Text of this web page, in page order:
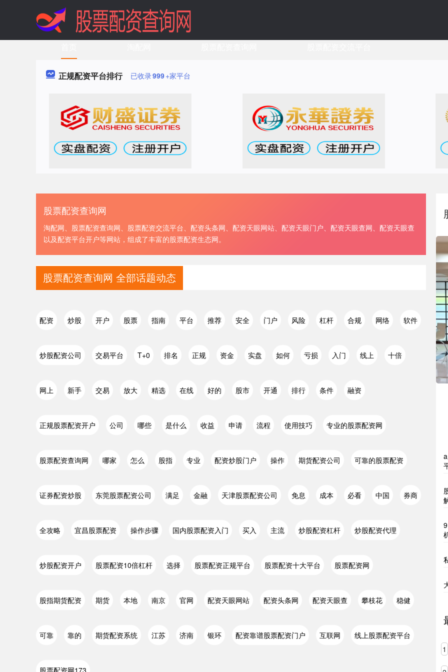
正规配资平台排行 已收录999+家平台
股票配资查询网
淘配网、股票配资查询网、股票配资交流平台、配资头条网、配资天眼网站、配资天眼门户、配资天眼查网、配资天眼查
以及配资平台开户等网站，组成了丰富的股票配资生态网。
股票配资查询网 全部话题动态
配资 炒股 开户 股票 指南 平台 推荐 安全 门户 风险 杠杆 合规 网络 软件
炒股配资公司 交易平台 T+0 排名 正规 资金 实盘 如何 亏损 入门 线上 十倍
网上 新手 交易 放大 精选 在线 好的 股市 开通 排行 条件 融资
正规股票配资开户 公司 哪些 是什么 收益 申请 流程 使用技巧 专业的股票配资网
股票配资查询网 哪家 怎么 股指 专业 配资炒股门户 操作 期货配资公司 可靠的股票配资
证券配资炒股 东莞股票配资公司 满足 金融 天津股票配资公司 免息 成本 必看 中国 券商
全攻略 宜昌股票配资 操作步骤 国内股票配资入门 买入 主流 炒股配资杠杆 炒股配资代理
炒股配资开户 股票配资10倍杠杆 选择 股票配资正规平台 股票配资十大平台 股票配资网
股指期货配资 期货 本地 南京 官网 配资天眼网站 配资头条网 配资天眼查 攀枝花 稳健
可靠 靠的 期货配资系统 江苏 济南 银环 配资靠谱股票配资门户 互联网 线上股票配资平台
股票配资网173
1